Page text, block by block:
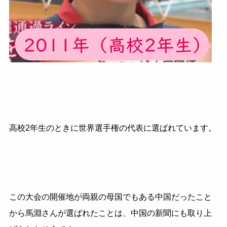
高校2年生のときに世界選手権の代表に選ばれています。
この大会の開催地が両親の母国でもある中国だったこと
から馬淵さんが選ばれたことは、中国の新聞にも取り上